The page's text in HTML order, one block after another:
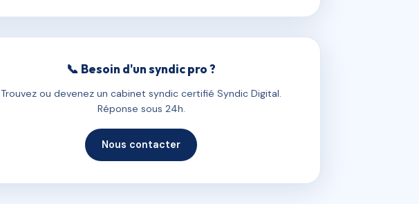
📞 Besoin d'un syndic pro ?
Trouvez ou devenez un cabinet syndic certifié Syndic Digital.
Réponse sous 24h.
Nous contacter